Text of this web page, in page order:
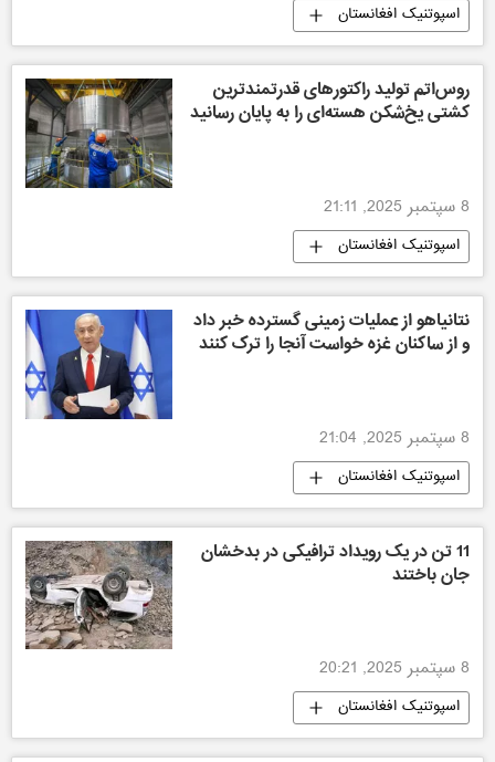
اسپوتنیک افغانستان
روس‌اتم تولید راکتورهای قدرتمندترین
کشتی یخ‌شکن هسته‌ای را به پایان رسانید
8 سپتمبر 2025, 21:11
اسپوتنیک افغانستان
نتانیاهو از عملیات زمینی گسترده خبر داد
و از ساکنان غزه خواست آنجا را ترک کنند
8 سپتمبر 2025, 21:04
اسپوتنیک افغانستان
11 تن در یک رویداد ترافیکی در بدخشان
جان باختند
8 سپتمبر 2025, 20:21
اسپوتنیک افغانستان